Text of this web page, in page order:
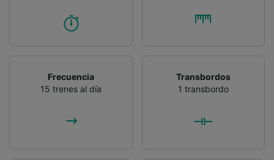
Frecuencia
15 trenes al día
Transbordos
1 transbordo